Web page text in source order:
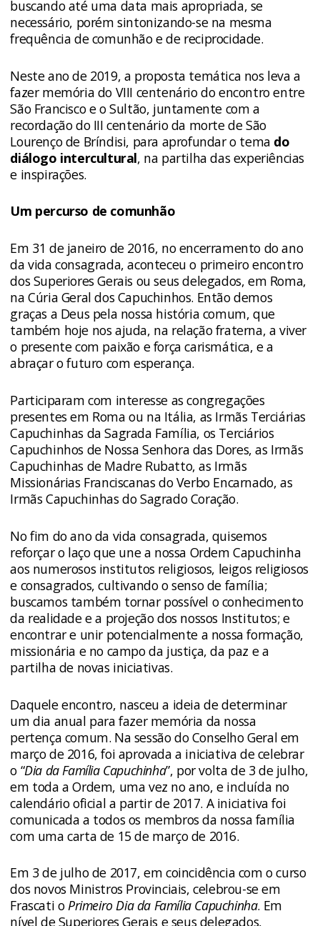
buscando até uma data mais apropriada, se
necessário, porém sintonizando-se na mesma
frequência de comunhão e de reciprocidade.
Neste ano de 2019, a proposta temática nos leva a
fazer memória do VIII centenário do encontro entre
São Francisco e o Sultão, juntamente com a
recordação do III centenário da morte de São
Lourenço de Bríndisi, para aprofundar o tema do
diálogo intercultural, na partilha das experiências
e inspirações.
Um percurso de comunhão
Em 31 de janeiro de 2016, no encerramento do ano
da vida consagrada, aconteceu o primeiro encontro
dos Superiores Gerais ou seus delegados, em Roma,
na Cúria Geral dos Capuchinhos. Então demos
graças a Deus pela nossa história comum, que
também hoje nos ajuda, na relação fraterna, a viver
o presente com paixão e força carismática, e a
abraçar o futuro com esperança.
Participaram com interesse as congregações
presentes em Roma ou na Itália, as Irmãs Terciárias
Capuchinhas da Sagrada Família, os Terciários
Capuchinhos de Nossa Senhora das Dores, as Irmãs
Capuchinhas de Madre Rubatto, as Irmãs
Missionárias Franciscanas do Verbo Encarnado, as
Irmãs Capuchinhas do Sagrado Coração.
No fim do ano da vida consagrada, quisemos
reforçar o laço que une a nossa Ordem Capuchinha
aos numerosos institutos religiosos, leigos religiosos
e consagrados, cultivando o senso de família;
buscamos também tornar possível o conhecimento
da realidade e a projeção dos nossos Institutos; e
encontrar e unir potencialmente a nossa formação,
missionária e no campo da justiça, da paz e a
partilha de novas iniciativas.
Daquele encontro, nasceu a ideia de determinar
um dia anual para fazer memória da nossa
pertença comum. Na sessão do Conselho Geral em
março de 2016, foi aprovada a iniciativa de celebrar
o “Dia da Família Capuchinha”, por volta de 3 de julho,
em toda a Ordem, uma vez no ano, e incluída no
calendário oficial a partir de 2017. A iniciativa foi
comunicada a todos os membros da nossa família
com uma carta de 15 de março de 2016.
Em 3 de julho de 2017, em coincidência com o curso
dos novos Ministros Provinciais, celebrou-se em
Frascati oPrimeiro Dia da Família Capuchinha. Em
nível de Superiores Gerais e seus delegados,